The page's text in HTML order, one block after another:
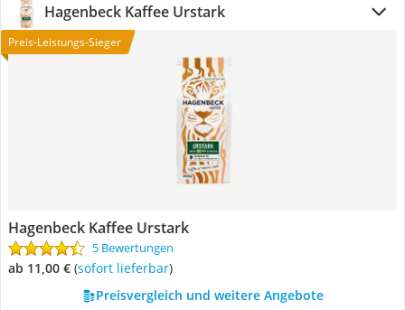
Hagenbeck Kaffee Urstark
Preis-Leistungs-Sieger
Hagenbeck Kaffee Urstark
5 Bewertungen
ab 11,00 € ( Sofort lieferbar)
Preisvergleich und weitere Angebote